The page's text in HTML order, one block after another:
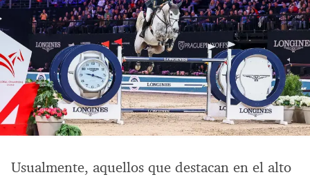
Usualmente, aquellos que destacan en el alto